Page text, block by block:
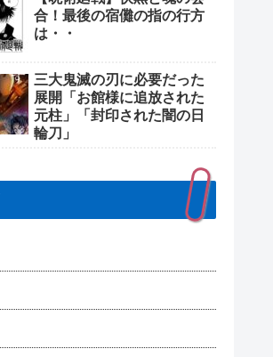
合！最後の宿儺の指の行方
は・・
三大鬼滅の刃に必要だった
展開「お館様に追放された
元柱」「封印された闇の日
輪刀」